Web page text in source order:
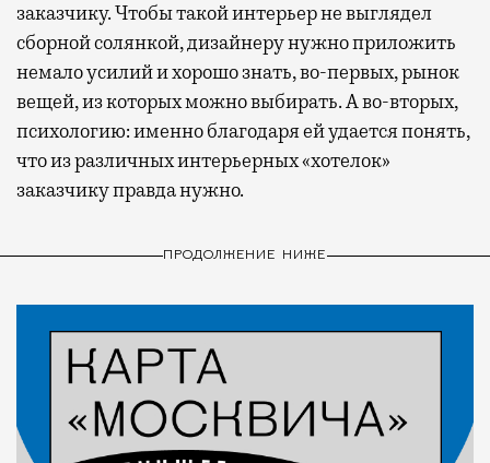
заказчику. Чтобы такой интерьер не выглядел
сборной солянкой, дизайнеру нужно приложить
немало усилий и хорошо знать, во-первых, рынок
вещей, из которых можно выбирать. А во-вторых,
психологию: именно благодаря ей удается понять,
что из различных интерьерных «хотелок»
заказчику правда нужно.
ПРОДОЛЖЕНИЕ НИЖЕ